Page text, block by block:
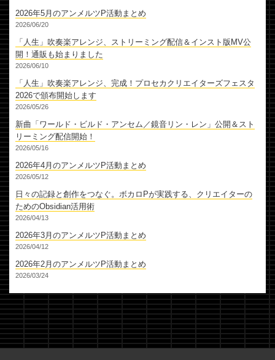
2026年5月のアンメルツP活動まとめ
2026/06/20
「人生」吹奏楽アレンジ、ストリーミング配信＆インスト版MV公
開！通販も始まりました
2026/06/10
「人生」吹奏楽アレンジ、完成！プロセカクリエイターズフェスタ
2026で頒布開始します
2026/05/26
新曲「ワールド・ビルド・アンセム／鏡音リン・レン」公開＆スト
リーミング配信開始！
2026/05/16
2026年4月のアンメルツP活動まとめ
2026/05/12
日々の記録と創作をつなぐ。ボカロPが実践する、クリエイターの
ためのObsidian活用術
2026/04/13
2026年3月のアンメルツP活動まとめ
2026/04/12
2026年2月のアンメルツP活動まとめ
2026/03/24